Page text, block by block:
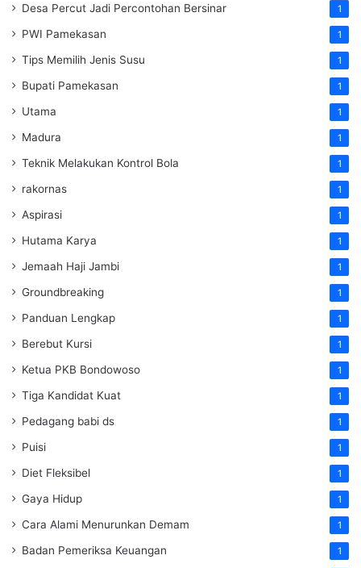
Desa Percut Jadi Percontohan Bersinar 1
PWI Pamekasan 1
Tips Memilih Jenis Susu 1
Bupati Pamekasan 1
Utama 1
Madura 1
Teknik Melakukan Kontrol Bola 1
rakornas 1
Aspirasi 1
Hutama Karya 1
Jemaah Haji Jambi 1
Groundbreaking 1
Panduan Lengkap 1
Berebut Kursi 1
Ketua PKB Bondowoso 1
Tiga Kandidat Kuat 1
Pedagang babi ds 1
Puisi 1
Diet Fleksibel 1
Gaya Hidup 1
Cara Alami Menurunkan Demam 1
Badan Pemeriksa Keuangan 1